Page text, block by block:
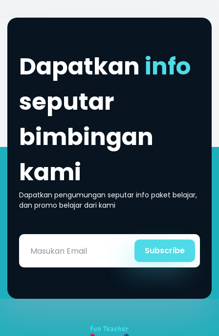
Dapatkan info
seputar
bimbingan
kami
Dapatkan pengumungan seputar info paket belajar,
dan promo belajar dari kami
Subscribe